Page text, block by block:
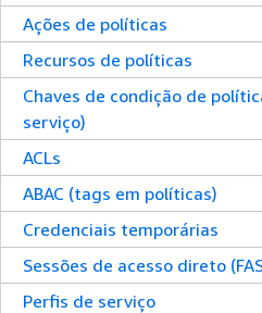
Ações de políticas
Recursos de políticas
Chaves de condição de
serviço)
ACLs
ABAC (tags em políticas)
Credenciais temporárias
Sessões de acesso direto
Perfis de serviço